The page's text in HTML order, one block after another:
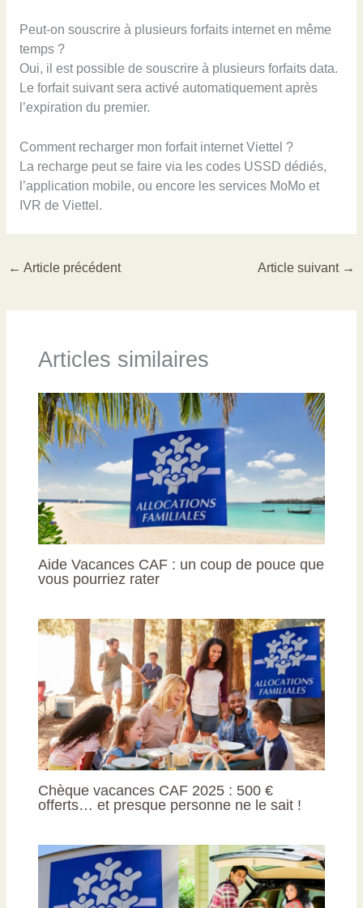
Peut-on souscrire à plusieurs forfaits internet en même
temps ?
Oui, il est possible de souscrire à plusieurs forfaits data.
Le forfait suivant sera activé automatiquement après
l’expiration du premier.
Comment recharger mon forfait internet Viettel ?
La recharge peut se faire via les codes USSD dédiés,
l’application mobile, ou encore les services MoMo et
IVR de Viettel.
← Article précédent Article suivant →
Articles similaires
Aide Vacances CAF : un coup de pouce que
vous pourriez rater
Chèque vacances CAF 2025 : 500 €
offerts… et presque personne ne le sait !